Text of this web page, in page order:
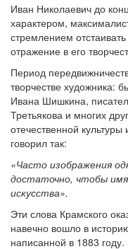
Иван Николаевич до
характером,
стремлением
отражение в его
Период
творчестве художника:
Ивана Шишкина,
Третьякова и многих
отечественной
говорил так:
«Часто изображения
достаточно, чтобы
искусства».
Эти слова Крамского
навечно вошло в
написанной в 1883